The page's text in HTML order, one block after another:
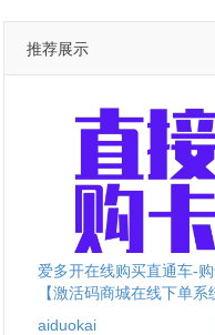
推荐展示
爱多开在线购买直通车-
【激活码商城在线下单系
aiduokai